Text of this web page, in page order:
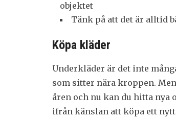
objektet
Tänk på att det är alltid
Köpa kläder
Underkläder är det inte
som sitter nära kroppen.
åren och nu kan du hitta nya
ifrån känslan att köpa ett nytt